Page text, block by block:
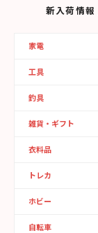
新入荷情報
家電
工具
釣具
雑貨・ギフト
衣料品
トレカ
ホビー
自転車